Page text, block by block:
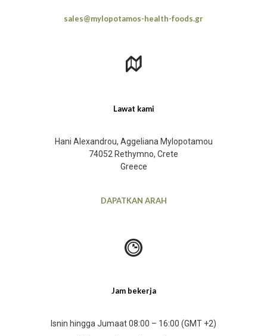
sales@mylopotamos-health-foods.gr
Lawat kami
Hani Alexandrou, Aggeliana Mylopotamou
74052 Rethymno, Crete
Greece
DAPATKAN ARAH
Jam bekerja
Isnin hingga Jumaat 08:00 – 16:00 (GMT +2)